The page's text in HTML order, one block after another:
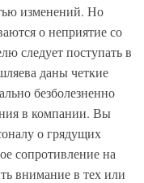
изменений. Но
о неприятие со
следует поступать в
даны четкие
безболезненно
в компании. Вы
о грядущих
сопротивление на
внимание в тех или